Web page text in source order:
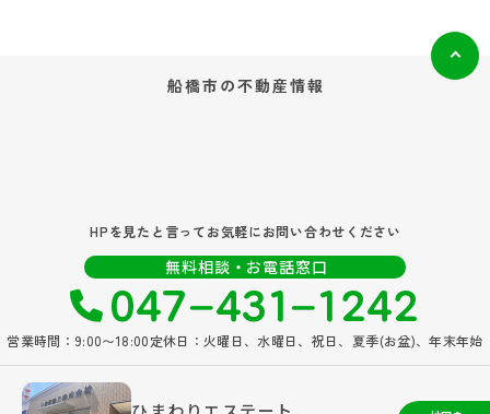
船橋市の不動産情報
HPを見たと言ってお気軽にお問い合わせください
無料相談・お電話窓口
047‐431‐1242
営業時間：9:00〜18:00定休日：火曜日、水曜日、祝日、夏季(お盆)、年末年始